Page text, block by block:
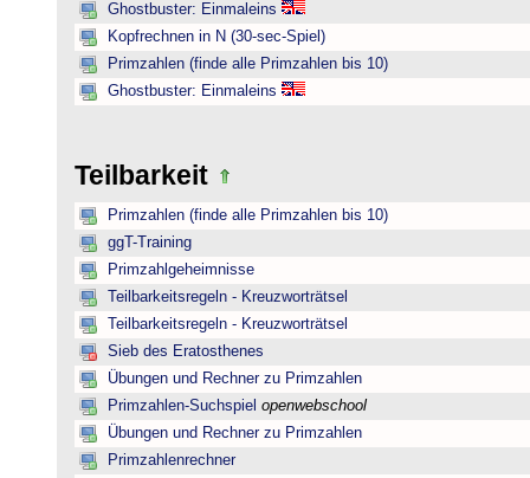
Ghostbuster: Einmaleins
Kopfrechnen in N (30-sec-Spiel)
Primzahlen (finde alle Primzahlen bis 10)
Ghostbuster: Einmaleins
Teilbarkeit
Primzahlen (finde alle Primzahlen bis 10)
ggT-Training
Primzahlgeheimnisse
Teilbarkeitsregeln - Kreuzworträtsel
Teilbarkeitsregeln - Kreuzworträtsel
Sieb des Eratosthenes
Übungen und Rechner zu Primzahlen
Primzahlen-Suchspiel openwebschool
Übungen und Rechner zu Primzahlen
Primzahlenrechner